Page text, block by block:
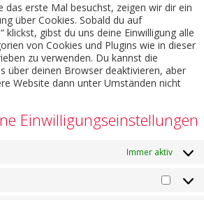
das erste Mal besuchst, zeigen wir dir ein
über Cookies. Sobald du auf
klickst, gibst du uns deine Einwilligung alle
von Cookies und Plugins wie in dieser
zu verwenden. Du kannst die
über deinen Browser deaktivieren, aber
Website dann unter Umständen nicht
Einwilligungseinstellungen
Immer aktiv